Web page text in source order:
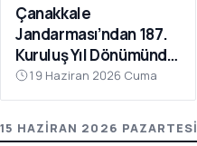
Çanakkale
Jandarması’ndan 187.
Kuruluş Yıl Dönümünde
Anlamlı Kan Bağışı
19 Haziran 2026 Cuma
15 HAZIRAN 2026 PAZARTESI